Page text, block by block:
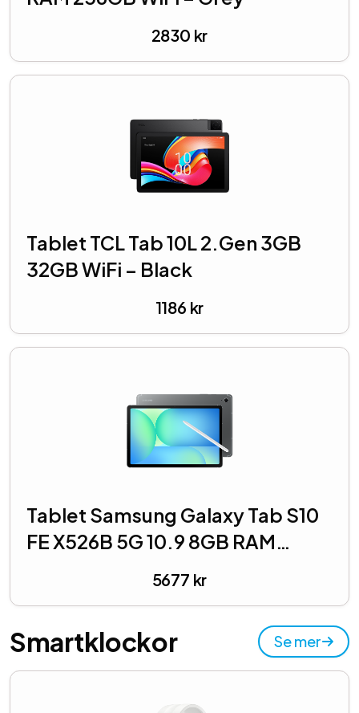
2830 kr
Tablet TCL Tab 10L 2.Gen 3GB
32GB WiFi – Black
1186 kr
Tablet Samsung Galaxy Tab S10
FE X526B 5G 10.9 8GB RAM
5677 kr
Smartklockor Se mer